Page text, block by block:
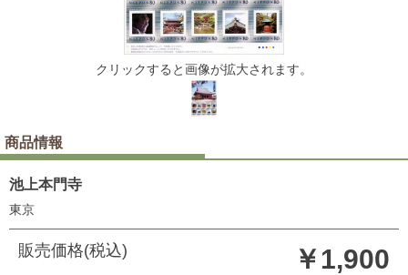
クリックすると画像が拡大されます。
商品情報
池上本門寺
東京
販売価格(税込) ￥1,900